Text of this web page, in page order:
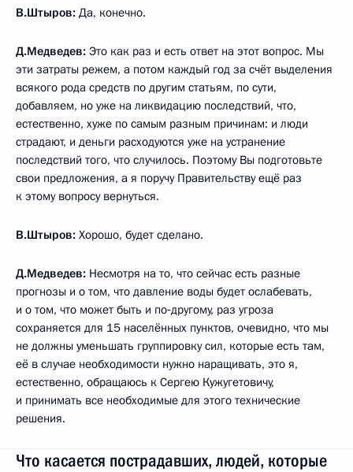
В.Штыров: Да, конечно.
Д.Медведев: Это как раз и есть ответ на этот вопрос. Мы
эти затраты режем, а потом каждый год за счёт выделения
всякого рода средств по другим статьям, по сути,
добавляем, но уже на ликвидацию последствий, что,
естественно, хуже по самым разным причинам: и люди
страдают, и деньги расходуются уже на устранение
последствий того, что случилось. Поэтому Вы подготовьте
свои предложения, а я поручу Правительству ещё раз
к этому вопросу вернуться.
В.Штыров: Хорошо, будет сделано.
Д.Медведев: Несмотря на то, что сейчас есть разные
прогнозы и о том, что давление воды будет ослабевать,
и о том, что может быть и по‑другому, раз угроза
сохраняется для 15 населённых пунктов, очевидно, что мы
не должны уменьшать группировку сил, которые есть там,
её в случае необходимости нужно наращивать, это я,
естественно, обращаюсь к Сергею Кужугетовичу,
и принимать все необходимые для этого технические
решения.
Что касается пострадавших, людей, которые